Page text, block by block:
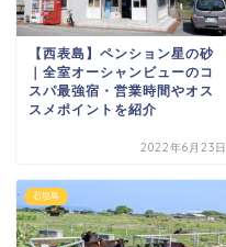
【西表島】ペンション星の砂
｜全室オーシャンビューのコ
スパ最強宿・営業時間やオス
スメポイントを紹介
2022年6月23日
石垣島